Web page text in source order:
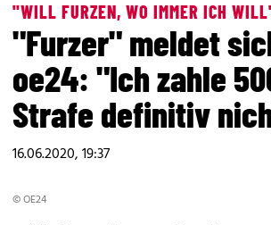
"WILL FURZEN, WO IMMER ICH
"Furzer" meldet
oe24: "Ich zahle
Strafe definitiv
16.06.2020, 19:37
© OE24